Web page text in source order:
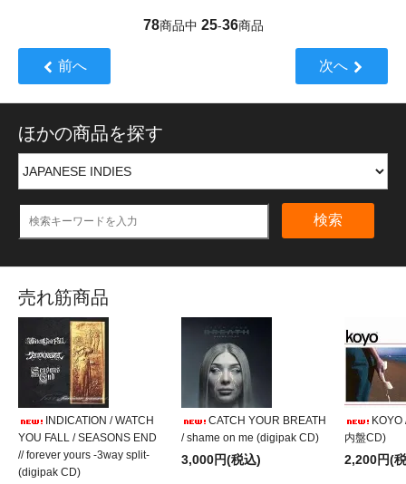
78商品中 25-36商品
前へ 次へ
ほかの商品を探す
検索
売れ筋商品
INDICATION / WATCH
YOU FALL / SEASONS END
// forever yours -3way split-
(digipak CD)
CATCH YOUR BREATH
/ shame on me (digipak CD)
3,000円(税込)
内盤CD)
2,200円(